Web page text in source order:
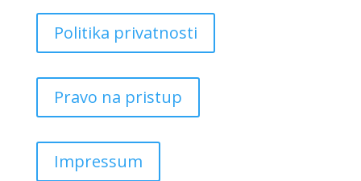
Politika privatnosti
Pravo na pristup
Impressum